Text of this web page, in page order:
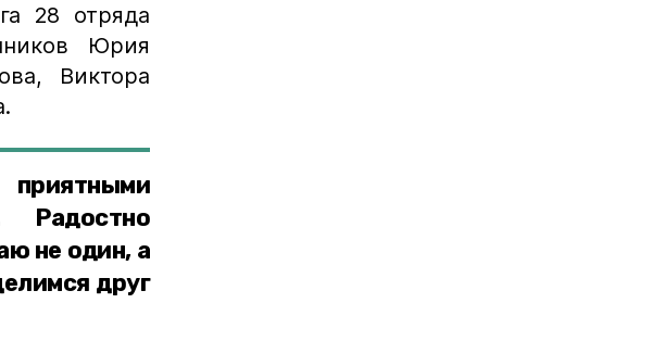
28 отряда
Юрия
Виктора
Радостно
не один, а
друг